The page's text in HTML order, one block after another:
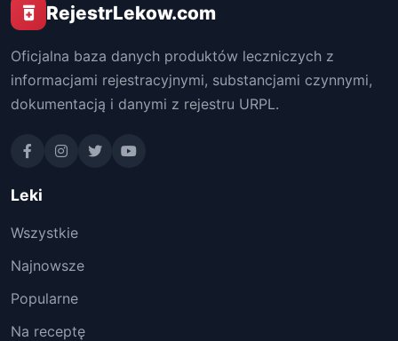
RejestrLekow.com
Oficjalna baza danych produktów leczniczych z
informacjami rejestracyjnymi, substancjami czynnymi,
dokumentacją i danymi z rejestru URPL.
Leki
Wszystkie
Najnowsze
Popularne
Na receptę